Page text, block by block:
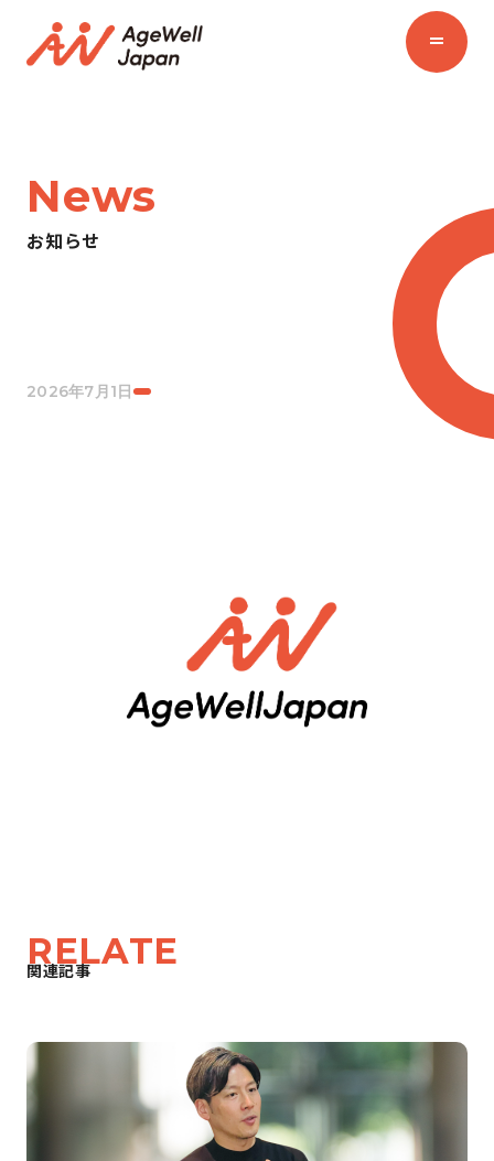
News
お知らせ
2026年7月1日
RELATE
関連記事